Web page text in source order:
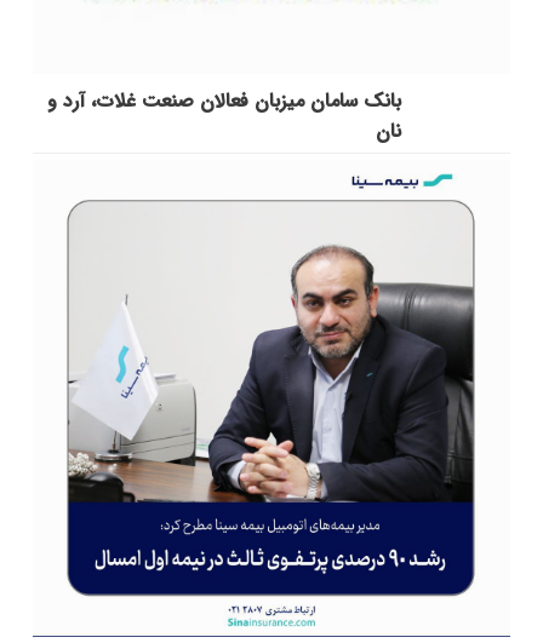
بانک سامان میزبان فعالان صنعت غلات، آرد و
نان